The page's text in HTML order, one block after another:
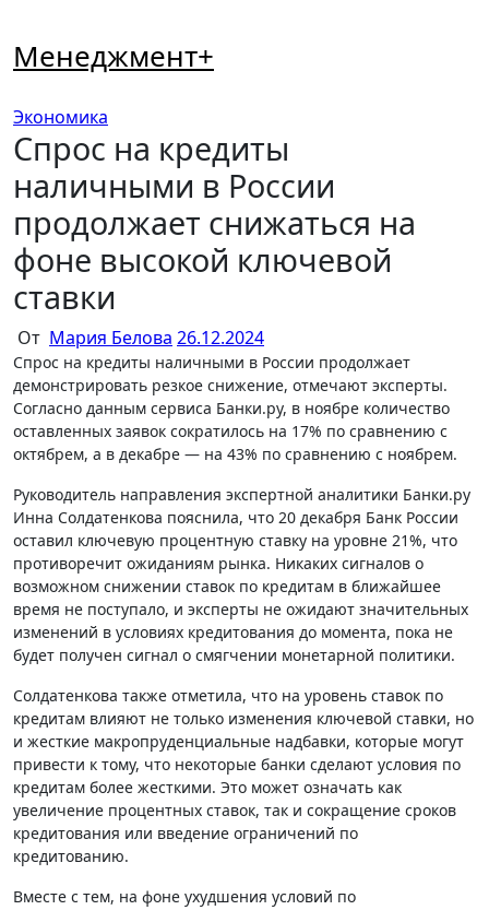
содержимому
Менеджмент+
Экономика
Спрос на кредиты
наличными в России
продолжает снижаться на
фоне высокой ключевой
ставки
От Мария Белова 26.12.2024
Спрос на кредиты наличными в России продолжает
демонстрировать резкое снижение, отмечают эксперты.
Согласно данным сервиса Банки.ру, в ноябре количество
оставленных заявок сократилось на 17% по сравнению с
октябрем, а в декабре — на 43% по сравнению с ноябрем.
Руководитель направления экспертной аналитики Банки.ру
Инна Солдатенкова пояснила, что 20 декабря Банк России
оставил ключевую процентную ставку на уровне 21%, что
противоречит ожиданиям рынка. Никаких сигналов о
возможном снижении ставок по кредитам в ближайшее
время не поступало, и эксперты не ожидают значительных
изменений в условиях кредитования до момента, пока не
будет получен сигнал о смягчении монетарной политики.
Солдатенкова также отметила, что на уровень ставок по
кредитам влияют не только изменения ключевой ставки, но
и жесткие макропруденциальные надбавки, которые могут
привести к тому, что некоторые банки сделают условия по
кредитам более жесткими. Это может означать как
увеличение процентных ставок, так и сокращение сроков
кредитования или введение ограничений по
кредитованию.
Вместе с тем, на фоне ухудшения условий по